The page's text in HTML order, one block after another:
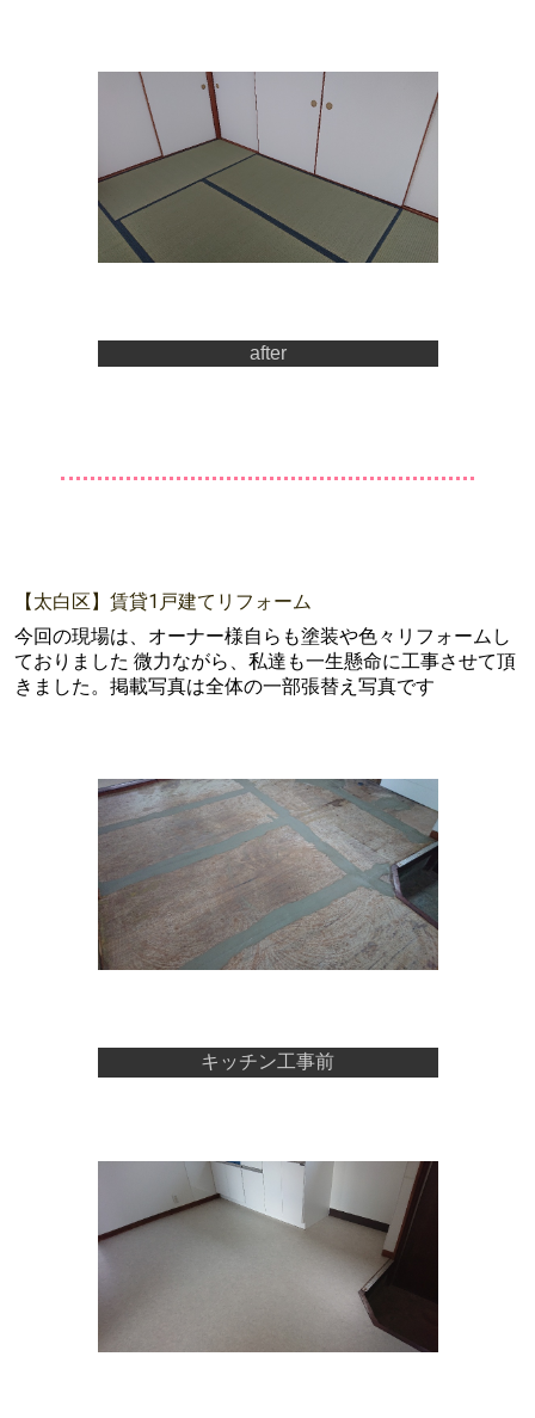
after
【太白区】賃貸1戸建てリフォーム
今回の現場は、オーナー様自らも塗装や色々リフォームし
ておりました 微力ながら、私達も一生懸命に工事させて頂
きました。掲載写真は全体の一部張替え写真です
キッチン工事前